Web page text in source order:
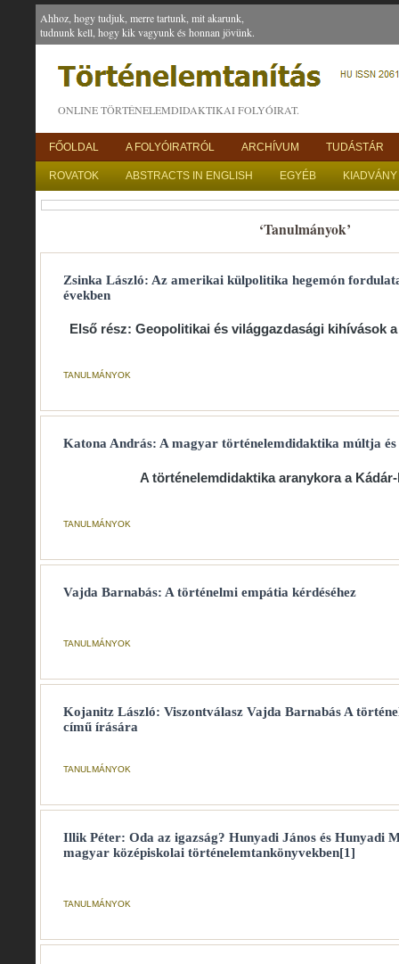
Ahhoz, hogy tudjuk, merre tartunk, mit akarunk,
tudnunk kell, hogy kik vagyunk és honnan jövünk.
ONLINE TÖRTÉNELEMDIDAKTIKAI FOLYÓIRAT.
FŐOLDAL A FOLYÓIRATRÓL ARCHÍVUM TUDÁSTÁR
ROVATOK ABSTRACTS IN ENGLISH EGYÉB
‘Tanulmányok’
Zsinka László: Az amerikai külpolitika hegemón
években
Első rész: Geopolitikai és világgazdasági kihívások
TANULMÁNYOK
Katona András: A magyar történelemdidaktika múltja és
A történelemdidaktika aranykora a
TANULMÁNYOK
Vajda Barnabás: A történelmi empátia kérdéséhez
TANULMÁNYOK
Kojanitz László: Viszontválasz Vajda Barnabás A
című írására
TANULMÁNYOK
Illik Péter: Oda az igazság? Hunyadi János és Hunyadi
magyar középiskolai történelemtankönyvekben[1]
TANULMÁNYOK